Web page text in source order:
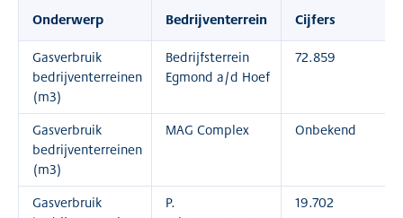
Onderwerp Bedrijventerrein Cijfers
Gasverbruik
bedrijventerreinen
(m3)
Bedrijfsterrein
Egmond a/d Hoef
72.859
Gasverbruik
bedrijventerreinen
(m3)
MAG Complex Onbekend
Gasverbruik
P.
19.702